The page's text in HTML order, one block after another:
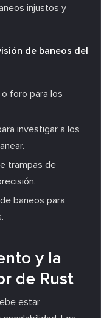
injustos y
de baneos del
foro para los
investigar a los
trampas de
baneos para
y la
de Rust
estar